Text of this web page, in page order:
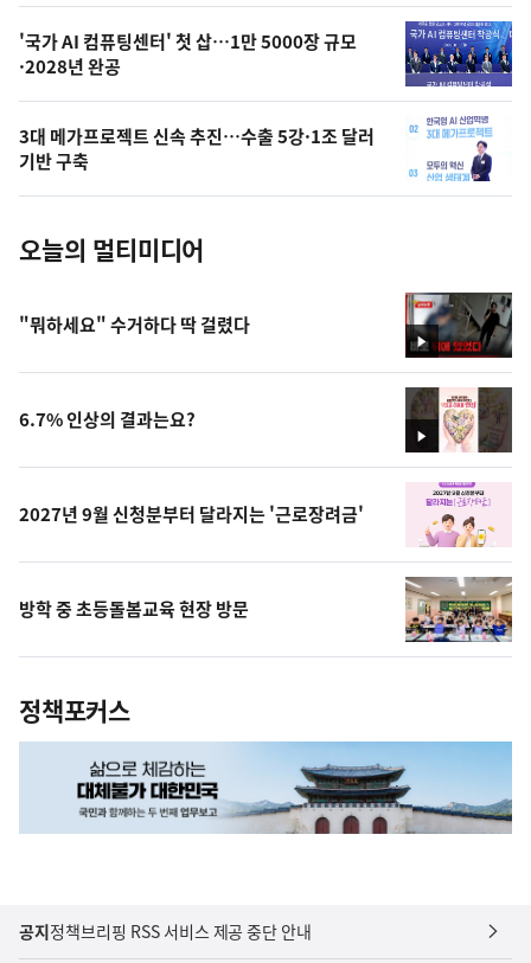
오
늘
사
진
'국가 AI 컴퓨팅센터' 첫 삽…1만 5000장 규모
·2028년 완공
3대 메가프로젝트 신속 추진…수출 5강·1조 달러
기반 구축
오늘의 멀티미디어
영
상
"뭐하세요" 수거하다 딱 걸렸다
영
상
6.7% 인상의 결과는요?
2027년 9월 신청분부터 달라지는 '근로장려금'
방학 중 초등돌봄교육 현장 방문
정책포커스
공지정책브리핑 RSS 서비스 제공 중단 안내